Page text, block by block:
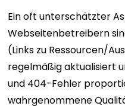
Ein oft unterschätzter
Webseitenbetreibern
(Links zu Ressourcen/
regelmäßig aktualisiert
und 404-Fehler
wahrgenommene